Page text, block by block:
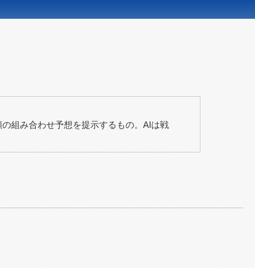
組み合わせ予想を提示するもの。AIは戦